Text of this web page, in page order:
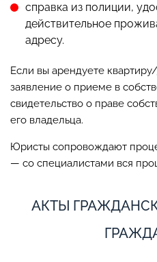
справка из полиции,
действительное
адресу.
Если вы арендуете
заявление о приеме в
свидетельство о праве
его владельца.
Юристы сопровождают
— со специалистами вся
АКТЫ